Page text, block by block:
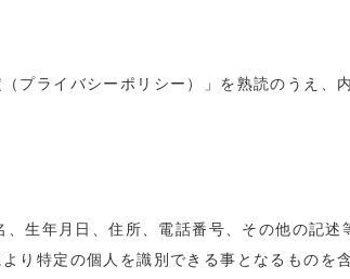
プライバシーポリシー）」を熟読のうえ、
生年月日、住所、電話番号、その他の記述
り特定の個人を識別できる事となるものを